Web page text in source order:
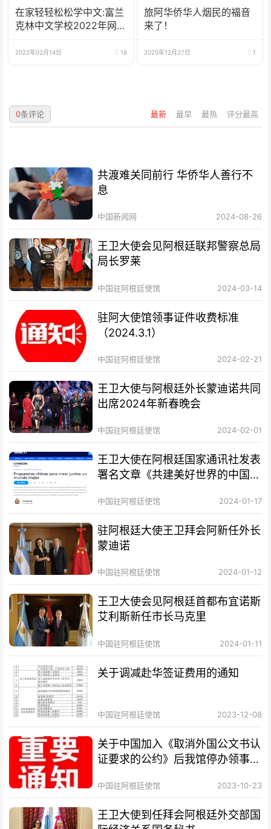
在家轻轻松松学中文:富兰
克林中文学校2022年网校
2022年02月14日 16
旅阿华侨华人烟民的福音
来了！
2025年12月27日 1
最新 最早 最热 评分最高
0条评论
共渡难关同前行 华侨华人善行不
息
中国新闻网 2024-08-26
王卫大使会见阿根廷联邦警察总局
局长罗莱
中国驻阿根廷使馆 2024-03-14
驻阿大使馆领事证件收费标准
（2024.3.1）
中国驻阿根廷使馆 2024-02-21
王卫大使与阿根廷外长蒙迪诺共同
出席2024年新春晚会
中国驻阿根廷使馆 2024-02-01
王卫大使在阿根廷国家通讯社发表
署名文章《共建美好世界的中国方
中国驻阿根廷使馆 2024-01-17
驻阿根廷大使王卫拜会阿新任外长
蒙迪诺
中国驻阿根廷使馆 2024-01-12
王卫大使会见阿根廷首都布宜诺斯
艾利斯新任市长马克里
中国驻阿根廷使馆 2024-01-11
关于调减赴华签证费用的通知
中国驻阿根廷使馆 2023-12-08
关于中国加入《取消外国公文书认
证要求的公约》后我馆停办领事认
中国驻阿根廷使馆 2023-10-23
王卫大使到任拜会阿根廷外交部国